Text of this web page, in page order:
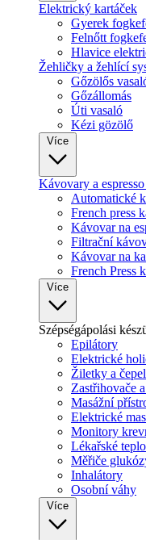
Elektrický kartáček
Gyerek
Felnőtt
Hlavice
Žehličky a žehlící
Gőzölős
Gőzállomás
Úti vasaló
Kézi gözölő
Kávovary a
Automatické
French press
Kávovar na
Filtrační
Kávovar na
French Press
Szépségápolási
Epilátory
Elektrické
Žiletky a
Zastřihovače
Masážní
Elektrické
Monitory
Lékařské
Měřiče
Inhalátory
Osobní váhy